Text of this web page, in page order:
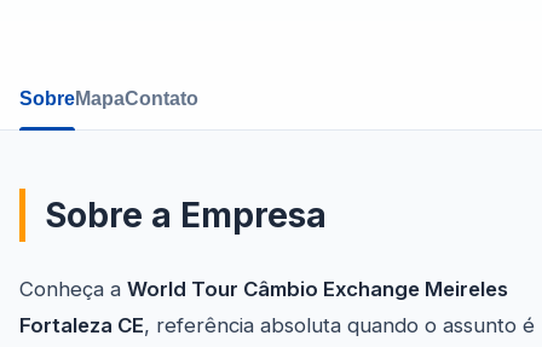
SobreMapaContato
Sobre a Empresa
Conheça a World Tour Câmbio Exchange Meireles
Fortaleza CE, referência absoluta quando o assunto é